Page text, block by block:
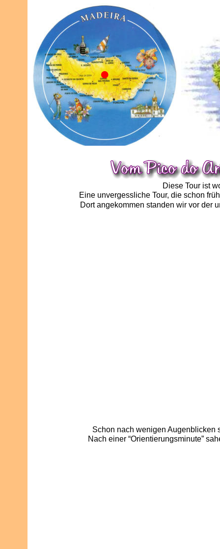
Diese Tour ist
Eine unvergessliche Tour, die schon
Dort angekommen standen wir vor der
Schon nach wenigen
Nach einer “Orientierungsminute”